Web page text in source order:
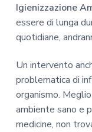
Igienizzazione
essere di lunga
quotidiane,
Un intervento
problematica di
organismo.
ambiente sano e
medicine, non